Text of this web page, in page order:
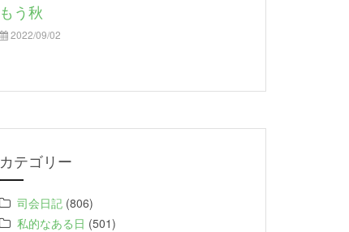
もう秋
2022/09/02
カテゴリー
司会日記 (806)
私的なある日 (501)